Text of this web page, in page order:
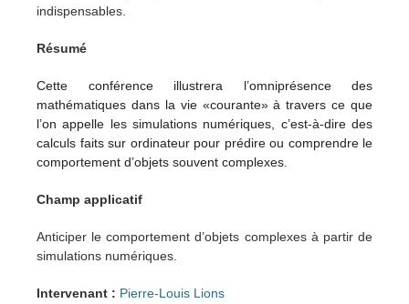
indispensables.
Résumé
Cette conférence illustrera l’omniprésence des
mathématiques dans la vie «courante» à travers ce que
l’on appelle les simulations numériques, c’est-à-dire des
calculs faits sur ordinateur pour prédire ou comprendre le
comportement d’objets souvent complexes.
Champ applicatif
Anticiper le comportement d’objets complexes à partir de
simulations numériques.
Intervenant : Pierre-Louis Lions